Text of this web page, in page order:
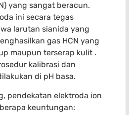
yang sangat beracun.
ini secara tegas
larutan sianida yang
gas HCN yang
maupun terserap kulit .
kalibrasi dan
di pH basa.
pendekatan elektroda ion
keuntungan: